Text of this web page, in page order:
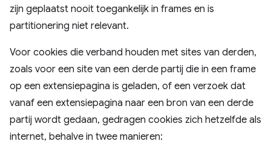
zijn geplaatst nooit toegankelijk in frames en is
partitionering niet relevant.
Voor cookies die verband houden met sites van derden,
zoals voor een site van een derde partij die in een frame
op een extensiepagina is geladen, of een verzoek dat
vanaf een extensiepagina naar een bron van een derde
partij wordt gedaan, gedragen cookies zich hetzelfde als
internet, behalve in twee manieren: